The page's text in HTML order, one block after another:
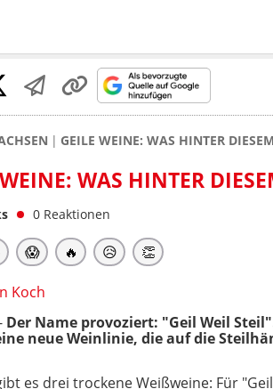
GEILE WEINE: WAS HINTER
WAS HINTER
0 Reaktionen
😱 🔥 😥 👏
Koch
Der Name provoziert: "Geil Weil
neue Weinlinie, die auf die
es drei trockene Weißweine: Für "Geil